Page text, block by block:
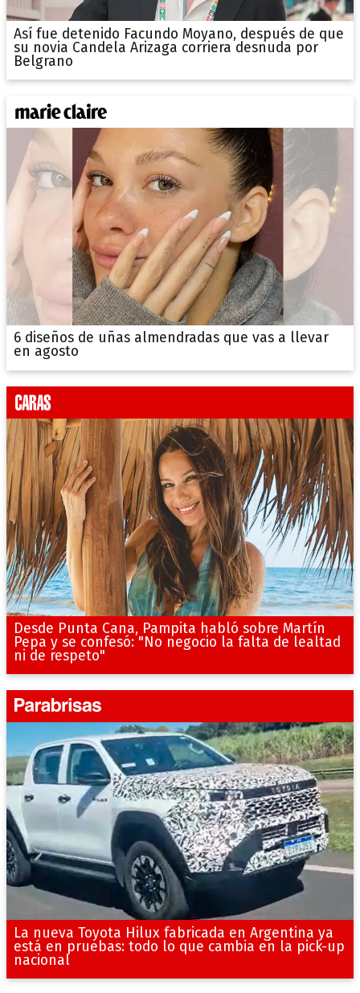
Así fue detenido Facundo Moyano, después de que
su novia Candela Arizaga corriera desnuda por
Belgrano
6 diseños de uñas almendradas que vas a llevar
en agosto
Desde Punta Cana, Pampita habló sobre Martín
Pepa y se confesó: "No negocio la falta de lealtad
ni de respeto"
La nueva Toyota Hilux fabricada en Argentina ya
está en pruebas: todo lo que cambia en la pick-up
nacional